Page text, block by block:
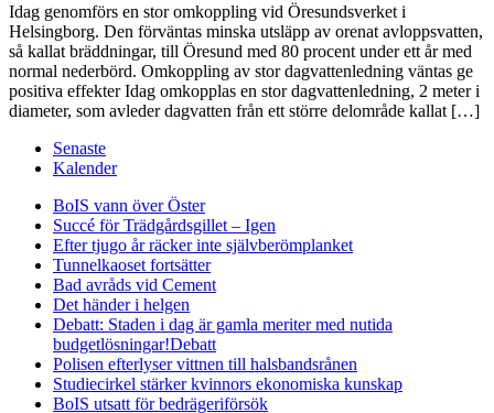
Idag genomförs en stor omkoppling vid Öresundsverket i
Helsingborg. Den förväntas minska utsläpp av orenat avloppsvatten,
så kallat bräddningar, till Öresund med 80 procent under ett år med
normal nederbörd. Omkoppling av stor dagvattenledning väntas ge
positiva effekter Idag omkopplas en stor dagvattenledning, 2 meter i
diameter, som avleder dagvatten från ett större delområde kallat […]
Senaste
Kalender
BoIS vann över Öster
Succé för Trädgårdsgillet – Igen
Efter tjugo år räcker inte självberömplanket
Tunnelkaoset fortsätter
Bad avråds vid Cement
Det händer i helgen
Debatt: Staden i dag är gamla meriter med nutida
budgetlösningar!Debatt
Polisen efterlyser vittnen till halsbandsrånen
Studiecirkel stärker kvinnors ekonomiska kunskap
BoIS utsatt för bedrägeriförsök